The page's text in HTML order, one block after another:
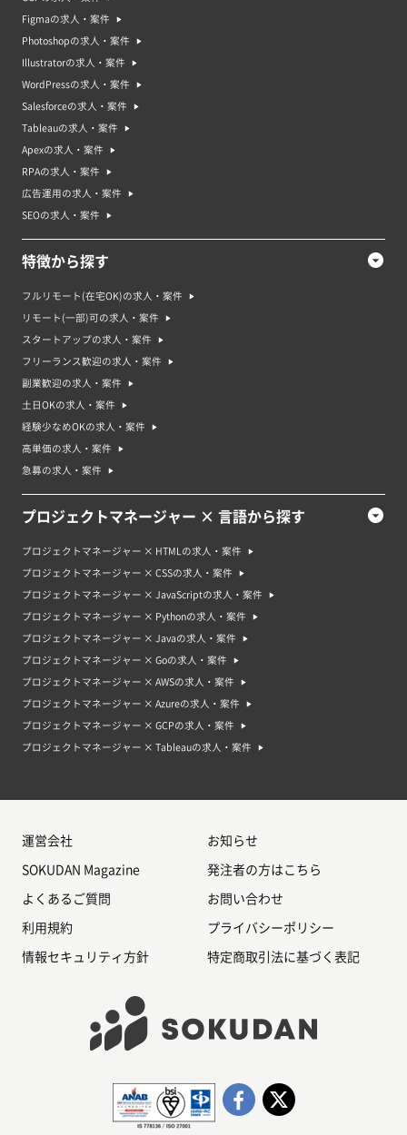
プロジェクトマネジャーの求人市場は、多くの企業がデジタルトランスフォ
るため、需要が高まっています。また、プロジェクトマネジャーは、業界や
企業規模によっても求人の状況が異なりますが、一般的には、スキルや経験
は、多様なスキルを持っているため、転職しやすい職種としても人気があり
ます。プロジェクトマネジャーは、プロジェクトを達成するために必要なリ
ることが求められます。プロジェクトマネジャーは、スケジュールの管理、
コミュニケーションの維持、リスクの管理、問題解決などを行います。ま
バーと協力し、適切な戦略を立案することも求められます。
プロジェクトマネジャーの案件・求人で求められるスキルは以下の通りで
・チームマネジメント能力
・問題解決能力
・リスク管理能力
・ビジネスの戦略や目標の理解
・プロジェクトのレポート作成能力
・クライアントやステークホルダーとの協力や調整能力
プロジェクトマネージャーのスキルを高める勉強方法・資格
に付ける必要があります。まずはプロジェクトマネジメントの基礎知識を学
ぶことから始めましょう。そのためには、プロジェクトマネジメントの資格
営する経験を積むことも重要です。実際の現場で問題が起きたときの対応
リーダーシップ能力も必要となります。そのためには、研修やセミナーなど
で学ぶことができます。
プロジェクトマネージャー案件は未経験でも応募できる？
はい、プロジェクトマネジャーの案件には未経験者でも応募することができ
と専門知識が必要とされます。そのため、未経験の方が応募する場合は、専
門的なスキルや知識を積んでおくことが大切です。また、プロジェクトマネ
は、トレーニングや認定試験などの準備が必要です。
プロジェクトマネージャー案件・求人の将来性やプロジェクトマネー
プロジェクトマネジャーとしての案件や求人は、将来的に需要があると考え
も需要があると考えられます。プロジェクトマネジャーのキャリアパスは、
ントリーレベルのポジションからスタートします。その後、プロジェクトリ
ーダーやプロジェクトマネージャーとしての経験を積むことで、上司からの
信頼を得ることができます。さらに長いキャリアを積むことで、プロジェク
できます。
プロジェクトマネージャー案件・求人のよくある質問
マネジャーの採用が進んでいます。
Q.どのようなプロジェクトを担当するのか？
A.案件によってプロジェクトの内容はさまざまです。システムやアプリの開
Q.プロジェクトマネジャーとして必要なスキルは何か？
A.プロジェクトマネジャーは、スケジュールの管理、コミュニケーションの
維持、リスクの管理、問題解決能力が必要です。
Figmaの求人・案件
Photoshopの求人・案件
Illustratorの求人・案件
WordPressの求人・案件
Salesforceの求人・案件
Tableauの求人・案件
Apexの求人・案件
RPAの求人・案件
広告運用の求人・案件
SEOの求人・案件
特徴から探す
フルリモート(在宅OK)の求人・案件
リモート(一部)可の求人・案件
スタートアップの求人・案件
フリーランス歓迎の求人・案件
副業歓迎の求人・案件
土日OKの求人・案件
経験少なめOKの求人・案件
高単価の求人・案件
急募の求人・案件
プロジェクトマネージャー × 言語から探す
プロジェクトマネージャー × HTMLの求人・案件
プロジェクトマネージャー × CSSの求人・案件
プロジェクトマネージャー × JavaScriptの求人・案件
プロジェクトマネージャー × Pythonの求人・案件
プロジェクトマネージャー × Javaの求人・案件
プロジェクトマネージャー × Goの求人・案件
プロジェクトマネージャー × AWSの求人・案件
プロジェクトマネージャー × Azureの求人・案件
プロジェクトマネージャー × GCPの求人・案件
プロジェクトマネージャー × Tableauの求人・案件
運営会社 お知らせ
SOKUDAN Magazine 発注者の方はこちら
よくあるご質問 お問い合わせ
利用規約 プライバシーポリシー
情報セキュリティ方針 特定商取引法に基づく表記